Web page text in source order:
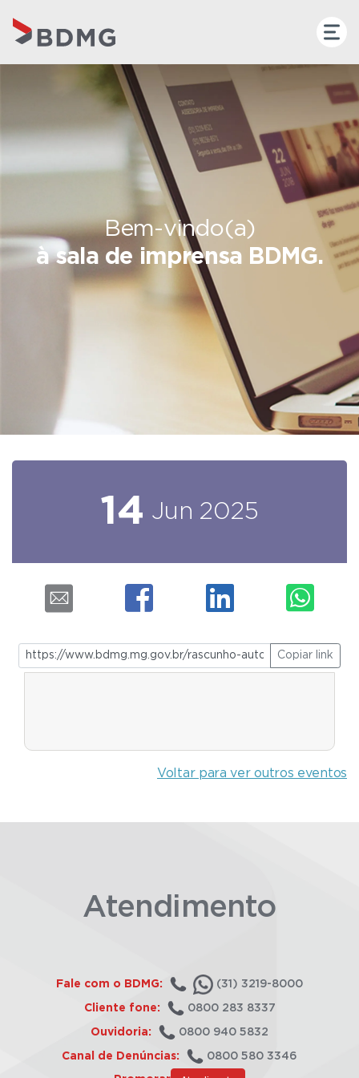
Bem-vindo(a)
à sala de imprensa BDMG.
14 Jun 2025
Copiar link
Voltar para ver outros eventos
Atendimento
Fale com o BDMG: (31) 3219-8000
Cliente fone: 0800 283 8337
Ouvidoria: 0800 940 5832
Canal de Denúncias: 0800 580 3346